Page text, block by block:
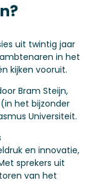
uit twintig jaar
in het
kijken vooruit.
Bram Steijn,
het bijzonder
Universiteit.
en innovatie,
sprekers uit
van het